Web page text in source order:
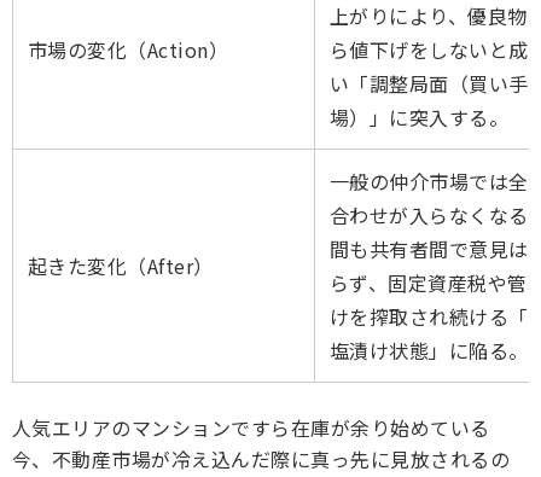
市場の変化（Action）
上がりにより、優良物
ら値下げをしないと成
い「調整局面（買い手
場）」に突入する。
起きた変化（After）
一般の仲介市場では全
合わせが入らなくなる
間も共有者間で意見は
らず、固定資産税や管
けを搾取され続ける「
塩漬け状態」に陥る。
人気エリアのマンションですら在庫が余り始めている
今、不動産市場が冷え込んだ際に真っ先に見放されるの